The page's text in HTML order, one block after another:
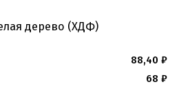
дерево (ХДФ)
88,40 ₽
68 ₽